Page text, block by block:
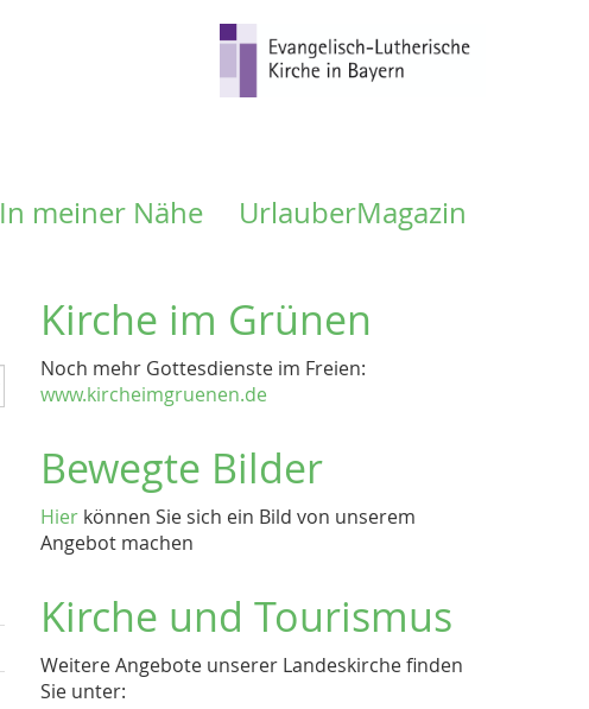
In meiner Nähe UrlauberMagazin
Kirche im Grünen
Noch mehr Gottesdienste im Freien:
www.kircheimgruenen.de
Bewegte Bilder
Hier können Sie sich ein Bild von unserem
Angebot machen
Kirche und Tourismus
Weitere Angebote unserer Landeskirche finden
Sie unter: